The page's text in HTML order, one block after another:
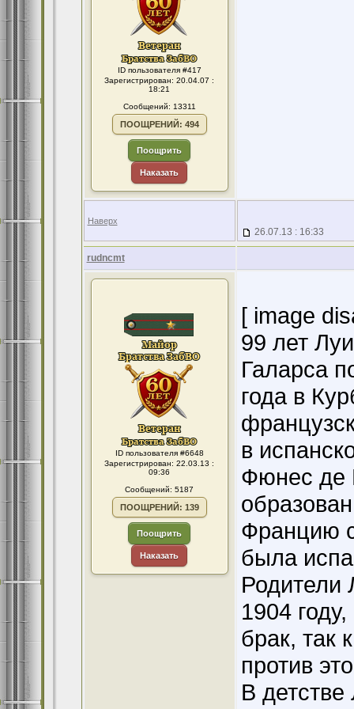
ID пользователя #417
Зарегистрирован: 20.04.07 :
18:21
Сообщений: 13311
ПООЩРЕНИЙ: 494
Поощрить
Наказать
Наверх
26.07.13 : 16:33
rudncmt
ID пользователя #6648
Зарегистрирован: 22.03.13 :
09:36
Сообщений: 5187
ПООЩРЕНИЙ: 139
Поощрить
Наказать
[ image
99 лет
Галарса
года в
в
Фюнес де
Францию
была
Родители
1904
брак, так
против
В